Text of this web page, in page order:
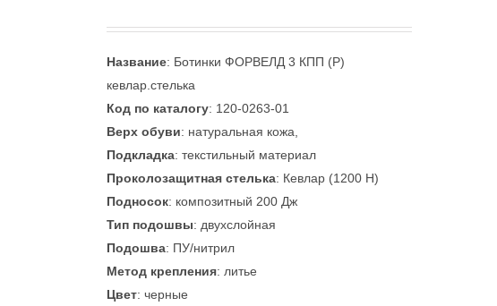
Название: Ботинки ФОРВЕЛД 3 КПП (Р)
кевлар.стелька
Код по каталогу: 120-0263-01
Верх обуви: натуральная кожа,
Подкладка: текстильный материал
Проколозащитная стелька: Кевлар (1200 Н)
Подносок: композитный 200 Дж
Тип подошвы: двухслойная
Подошва: ПУ/нитрил
Метод крепления: литье
Цвет: черные